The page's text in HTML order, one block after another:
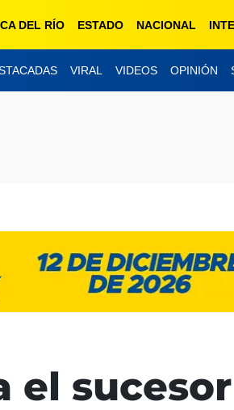
DEL RÍO ESTADO NACIONAL
VIRAL VIDEOS OPINIÓN
el